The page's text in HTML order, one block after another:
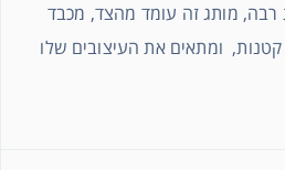
רבה, מותג זה עומד מהצד, מכבד
קטנות, ומתאים את העיצובים שלו